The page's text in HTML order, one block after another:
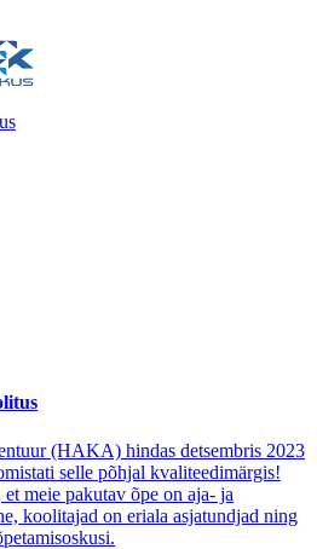
(HAKA) hindas detsembris 2023
selle põhjal kvaliteedimärgis!
meie pakutav õpe on aja- ja
koolitajad on eriala asjatundjad ning